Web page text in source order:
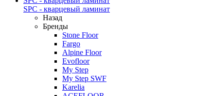
SPC - кварцевый ламинат
Назад
Бренды
Stone Floor
Fargo
Alpine Floor
Evofloor
My Step
My Step SWF
Karelia